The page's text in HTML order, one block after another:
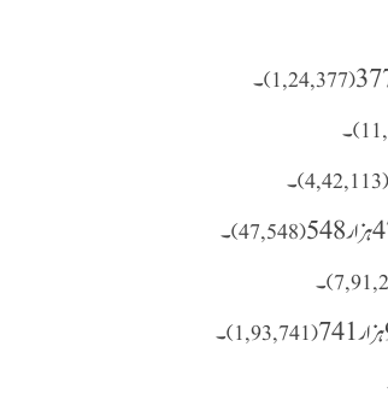
(
1, 24, 377
)۔
)۔
(
4, 42, 113
)۔
(
47, 548
)۔
7, 91,
)۔
(
1, 93, 741
)۔